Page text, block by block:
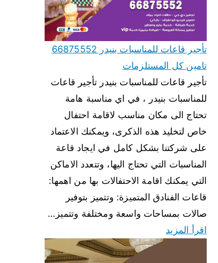
تأجير قاعات للمناسبات بنيدر 66875552
تامين كل المستلزمات
تأجير قاعات للمناسبات بنيدر تأجير قاعات
للمناسبات بنيدر ، في اي مناسبة هامة
تحتاج الى مكان مناسب لاقامة احتفال
خاص لتخليد هذه الذكرى، ويمكنك الاعتماد
على شركتنا بشكل كامل في ايجاد قاعة
المناسبات التي تحتاج اليها، وتتعدد الاماكن
التي يمكنك اقامة الاحتفالات بها من اهمها:
قاعات الفنادق المتميزة: وتتميز بتوفير
صالات بمساحات واسعة ومختلفة وتتميز…
اقرأ المزيد